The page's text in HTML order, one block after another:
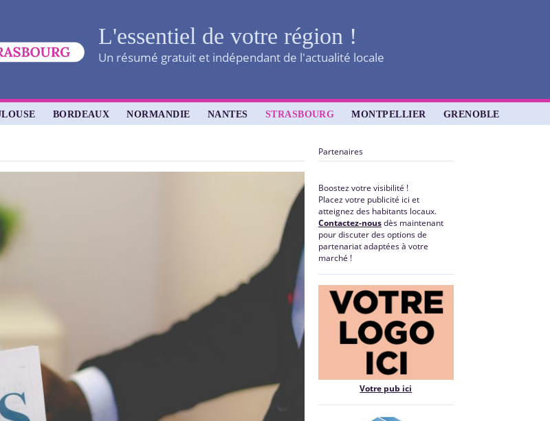
L'essentiel de votre région !
Un résumé gratuit et indépendant de l'actualité locale
BORDEAUX NORMANDIE NANTES STRASBOURG MONTPELLIER GRENOBLE
Partenaires
Boostez votre visibilité !
Placez votre publicité ici et
atteignez des habitants locaux.
Contactez-nousdès maintenant
pour discuter des options de
partenariat adaptées à votre
marché !
Votre pub ici